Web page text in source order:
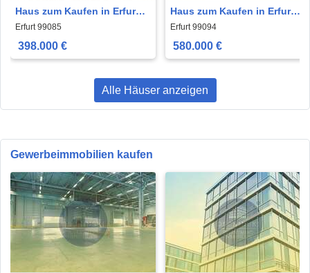
Haus zum Kaufen in Erfurt
398.000 € 140 m²
Erfurt 99085
398.000 €
Haus zum Kaufen in Erfurt
580.000 € 130 m²
Erfurt 99094
580.000 €
Alle Häuser anzeigen
Gewerbeimmobilien kaufen